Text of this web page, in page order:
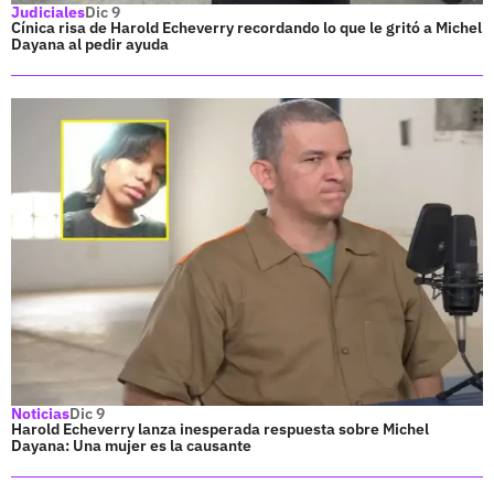
JudicialesDic 9
Cínica risa de Harold Echeverry recordando lo que le gritó a Michel
Dayana al pedir ayuda
NoticiasDic 9
Harold Echeverry lanza inesperada respuesta sobre Michel
Dayana: Una mujer es la causante